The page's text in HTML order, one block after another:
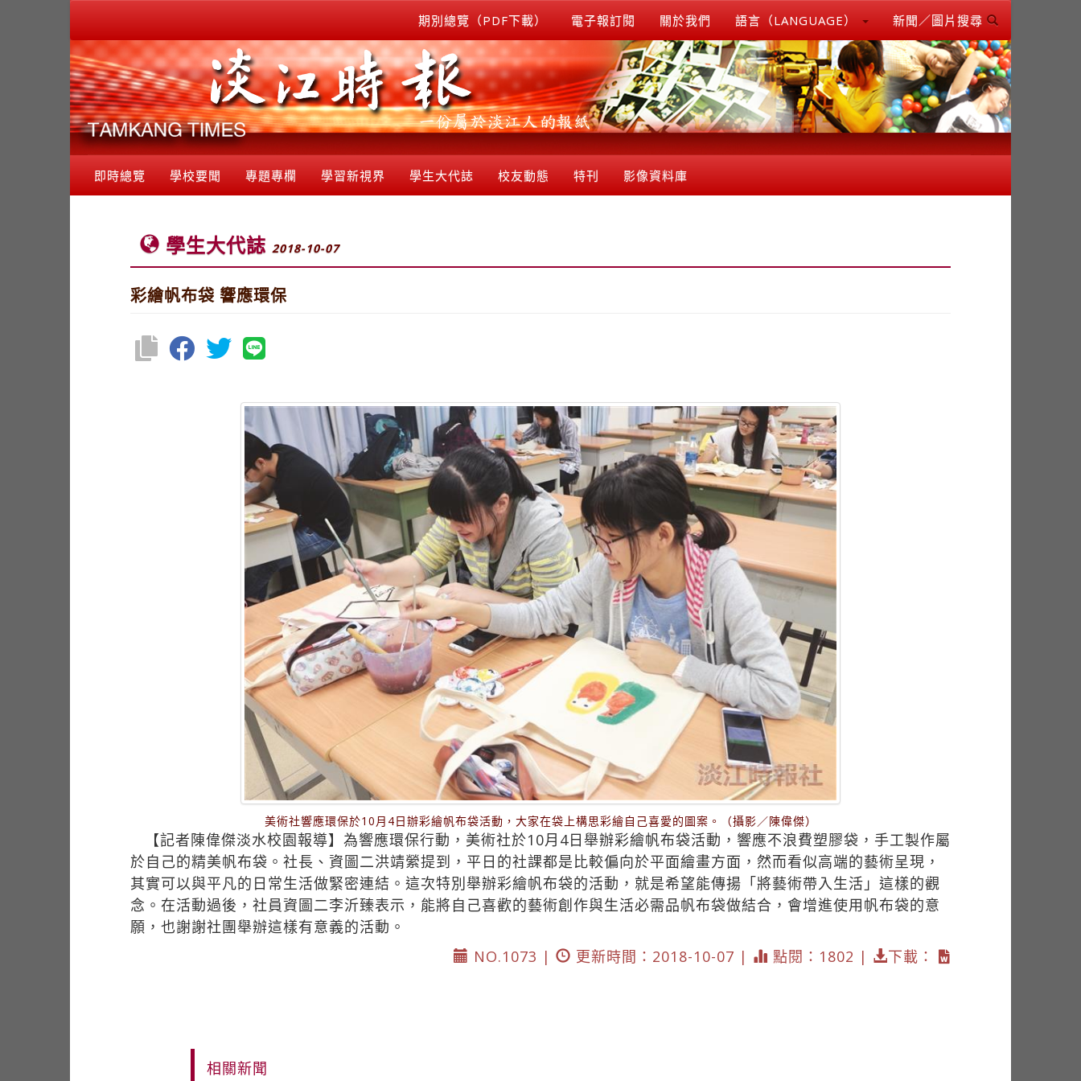
期別總覽（PDF下載） 電子報訂閱 關於我們 語言（LANGUAGE） 新聞／圖片搜尋
即時總覽 學校要聞 專題專欄 學習新視界 學生大代誌 校友動態 特刊 影像資料庫
學生大代誌 2018-10-07
彩繪帆布袋 響應環保
美術社響應環保於10月4日辦彩繪帆布袋活動，大家在袋上構思彩繪自己喜愛的圖案。（攝影／陳偉傑）
【記者陳偉傑淡水校園報導】為響應環保行動，美術社於10月4日舉辦彩繪帆布袋活動，響應不浪費塑膠袋，手工製作屬
於自己的精美帆布袋。社長、資圖二洪靖縈提到，平日的社課都是比較偏向於平面繪畫方面，然而看似高端的藝術呈現，
其實可以與平凡的日常生活做緊密連結。這次特別舉辦彩繪帆布袋的活動，就是希望能傳揚「將藝術帶入生活」這樣的觀
念。在活動過後，社員資圖二李沂臻表示，能將自己喜歡的藝術創作與生活必需品帆布袋做結合，會增進使用帆布袋的意
願，也謝謝社團舉辦這樣有意義的活動。
NO.1073 |
更新時間：2018-10-07 | 點閱：1802 | 下載：
相關新聞